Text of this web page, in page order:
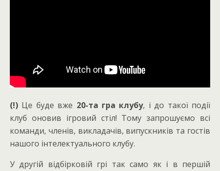
(!) Це буде вже 20-та гра клубу, і до такої події
клуб оновив ігровий стіл! Тому запрошуємо всі
команди, членів, викладачів, випускників та гостів
нашого інтелектуального клубу.
У другій відбірковій грі так само як і в першій